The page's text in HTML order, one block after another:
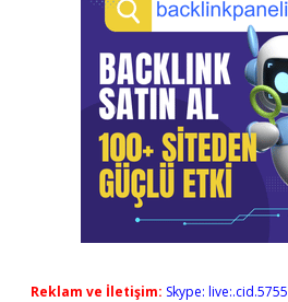
Reklam ve İletişim: Skype: